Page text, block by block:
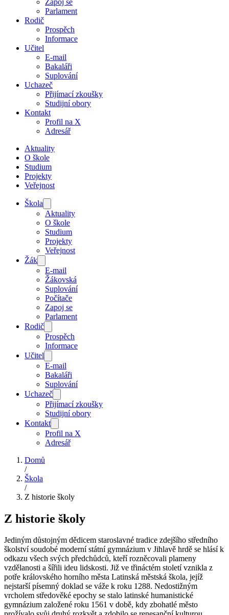
Parlament
Rodič
Prospěch
Informace
Učitel
E-mail
Bakaláři
Suplování
Uchazeč
Přijímací zkoušky
Studijní obory
Kontakt
Profil na X
Adresář
Aktuality
O škole
Studium
Projekty
Veřejnost
Škola
Aktuality
O škole
Studium
Projekty
Veřejnost
Žák
E-mail
Žákovská
Suplování
Počítače
Zapoj se
Parlament
Rodič
Prospěch
Informace
Učitel
E-mail
Bakaláři
Suplování
Uchazeč
Přijímací zkoušky
Studijní obory
Kontakt
Profil na X
Adresář
Domů
/
Škola
/
Z historie školy
Z historie školy
Jediným důstojným dědicem staroslavné tradice zdejšího středního
školství soudobé moderní státní gymnázium v Jihlavě hrdě se hlásí k
odkazu všech svých předchůdců, kteří rozněcovali plameny
vzdělanosti a šířili ideu lidskosti. Již ve třináctém století vznikla z
potře královského horního města Latinská městská škola, jejíž
nejstarší písemný doklad se váže k roku 1288. Nedostižným
vrcholem středověké epochy se stalo latinské humanistické
gymnázium založené roku 1561 v době, kdy zbohatlé město